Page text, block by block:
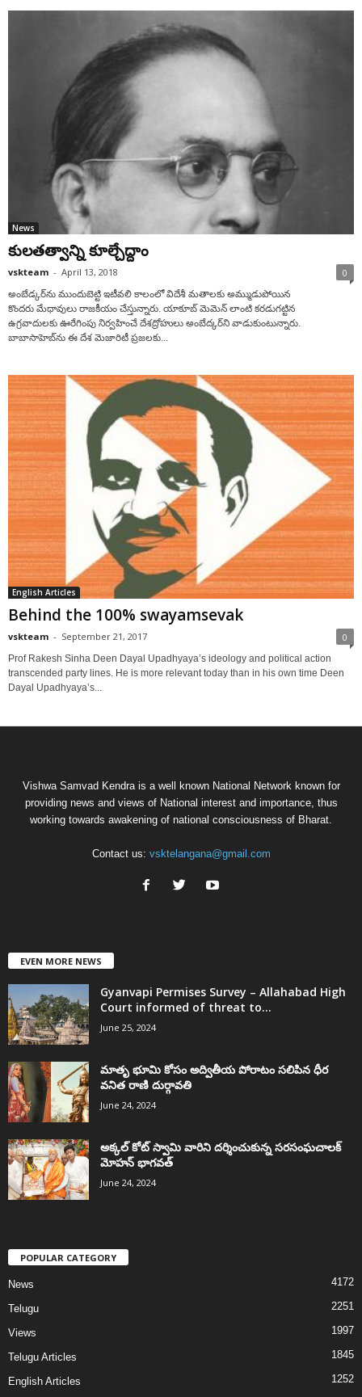
News
కులతత్వాన్ని కూల్చేద్దాం
vskteam - April 13, 2018 0
అంబేడ్కర్‌ను ముందుబెట్టి ఇటీవలి కాలంలో విదేశీ మతాలకు అమ్ముడుపోయిన
కొందరు మేధావులు రాజకీయం చేస్తున్నారు. యాకూబ్ మెమెన్ లాంటి కరడుగట్టిన
ఉగ్రవాదులకు ఊరేగింపు నిర్వహించే దేశద్రోహులు అంబేద్కర్‌ని వాడుకుంటున్నారు.
బాబాసాహెబ్‌ను ఈ దేశ మెజారిటీ ప్రజలకు...
English Articles
Behind the 100% swayamsevak
vskteam - September 21, 2017 0
Prof Rakesh Sinha Deen Dayal Upadhyaya’s ideology and political action
transcended party lines. He is more relevant today than in his own time Deen
Dayal Upadhyaya’s...
Vishwa Samvad Kendra is a well known National Network known for
providing news and views of National interest and importance, thus
working towards awakening of national consciousness of Bharat.
Contact us: vsktelangana@gmail.com
EVEN MORE NEWS
Gyanvapi Permises Survey – Allahabad High
Court informed of threat to...
June 25, 2024
మాతృ భూమి కోసం అద్వితీయ పోరాటం సలిపిన ధీర
వనిత రాణి దుర్గావతి
June 24, 2024
అక్కల్‌ కోట్‌ స్వామి వారిని దర్శించుకున్న సరసంఘచాలక్
మోహన్ భాగవత్
June 24, 2024
POPULAR CATEGORY
News 4172
Telugu 2251
Views 1997
Telugu Articles 1845
English Articles
1252